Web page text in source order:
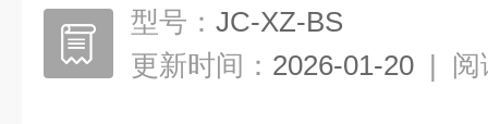
型号： JC-XZ-BS
更新时间： 2026-01-20 | 阅